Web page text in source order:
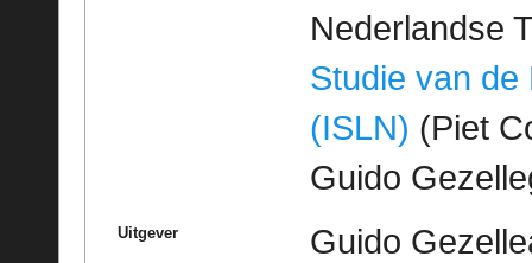
Nederlandse
Studie van de
(ISLN) (Piet
Guido
Uitgever Guido